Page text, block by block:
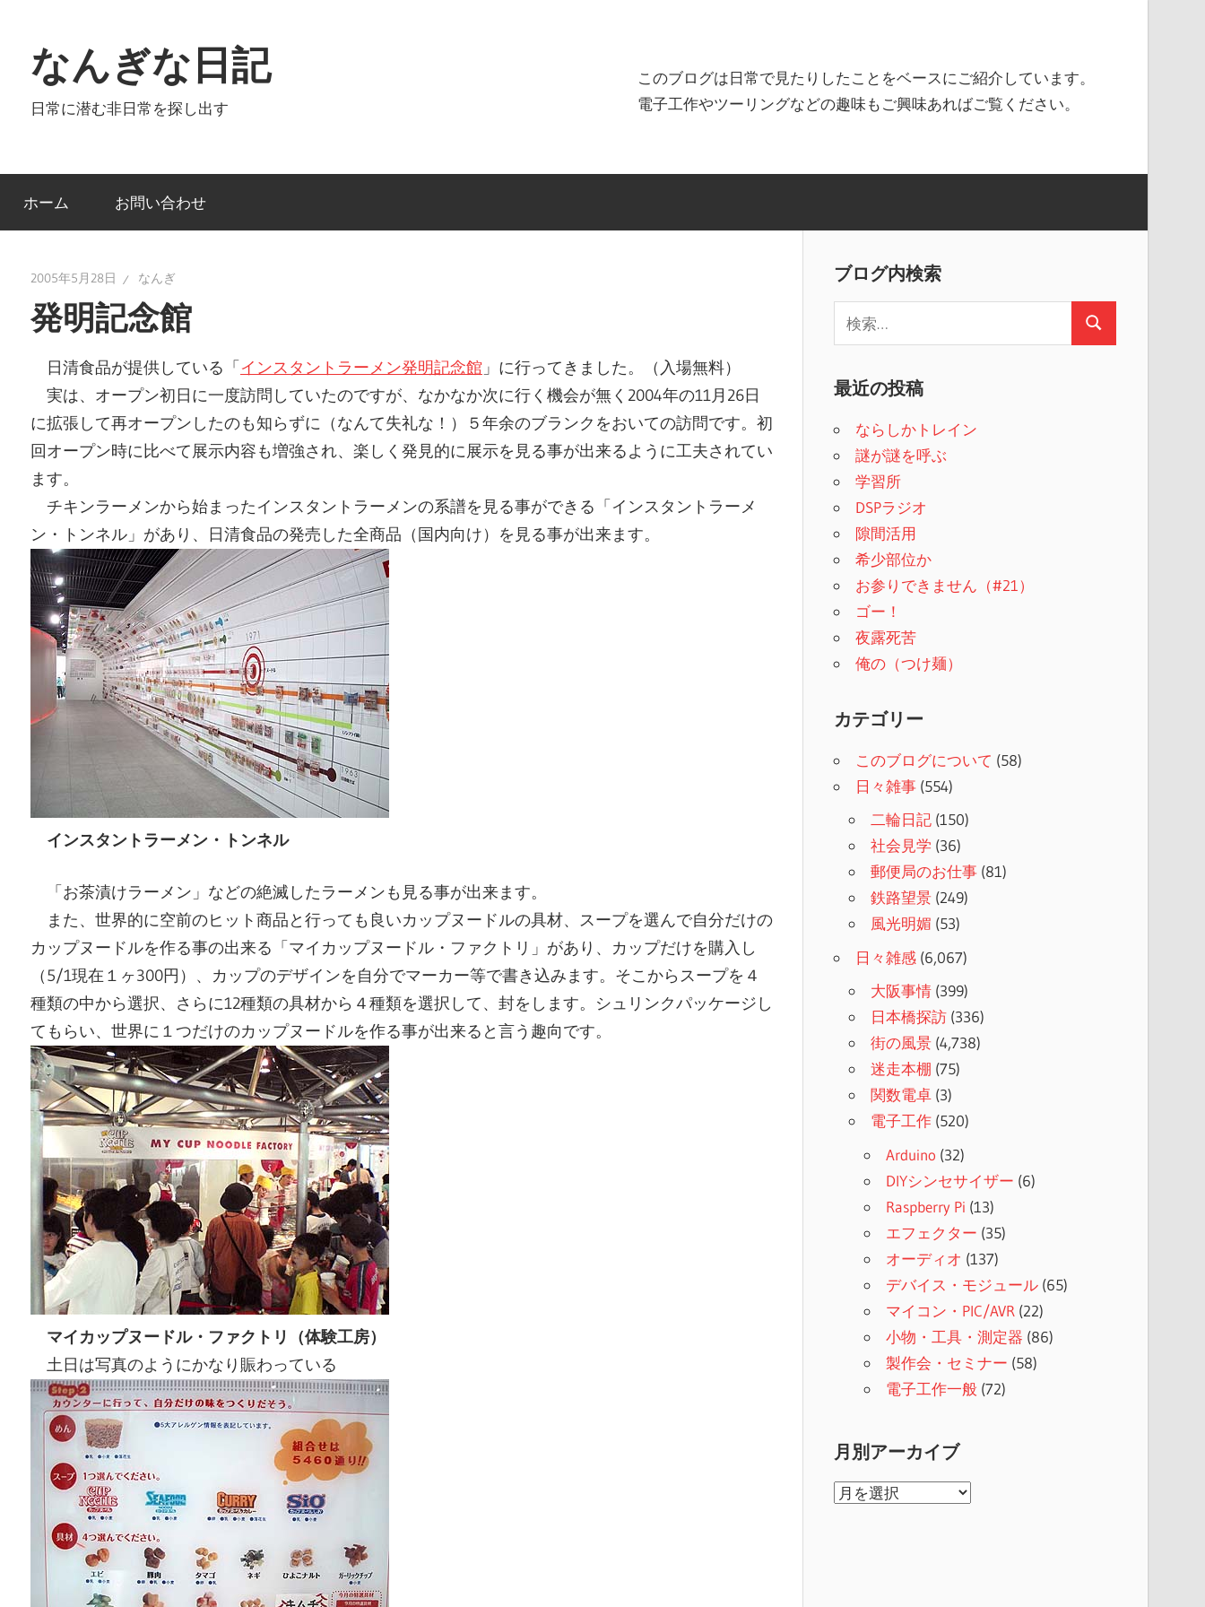
なんぎな日記
日常に潜む非日常を探し出す
このブログは日常で見たりしたことをベースにご紹介しています。
電子工作やツーリングなどの趣味もご興味あればご覧ください。
ホーム お問い合わせ
2005年5月28日 なんぎ
発明記念館
日清食品が提供している「 インスタントラーメン発明記念館 」に行ってきました。（入場無料）
実は、オープン初日に一度訪問していたのですが、なかなか次に行く機会が無く2004年の11月26日
に拡張して再オープンしたのも知らずに（なんて失礼な！）５年余のブランクをおいての訪問です。初
回オープン時に比べて展示内容も増強され、楽しく発見的に展示を見る事が出来るように工夫されてい
ます。
チキンラーメンから始まったインスタントラーメンの系譜を見る事ができる「インスタントラーメ
ン・トンネル」があり、日清食品の発売した全商品（国内向け）を見る事が出来ます。
インスタントラーメン・トンネル
「お茶漬けラーメン」などの絶滅したラーメンも見る事が出来ます。
また、世界的に空前のヒット商品と行っても良いカップヌードルの具材、スープを選んで自分だけの
カップヌードルを作る事の出来る「マイカップヌードル・ファクトリ」があり、カップだけを購入し
（5/1現在１ヶ300円）、カップのデザインを自分でマーカー等で書き込みます。そこからスープを４
種類の中から選択、さらに12種類の具材から４種類を選択して、封をします。シュリンクパッケージし
てもらい、世界に１つだけのカップヌードルを作る事が出来ると言う趣向です。
マイカップヌードル・ファクトリ（体験工房）
土日は写真のようにかなり賑わっている
ブログ内検索
索
検
最近の投稿
ならしかトレイン
謎が謎を呼ぶ
学習所
DSPラジオ
隙間活用
希少部位か
お参りできません（#21）
ゴー！
夜露死苦
俺の（つけ麺）
カテゴリー
このブログについて (58)
日々雑事 (554)
二輪日記 (150)
社会見学 (36)
郵便局のお仕事 (81)
鉄路望景 (249)
風光明媚 (53)
日々雑感 (6,067)
大阪事情 (399)
日本橋探訪 (336)
街の風景 (4,738)
迷走本棚 (75)
関数電卓 (3)
電子工作 (520)
Arduino (32)
DIYシンセサイザー (6)
Raspberry Pi (13)
エフェクター (35)
オーディオ (137)
デバイス・モジュール (65)
マイコン・PIC/AVR (22)
小物・工具・測定器 (86)
製作会・セミナー (58)
電子工作一般 (72)
月別アーカイブ
月